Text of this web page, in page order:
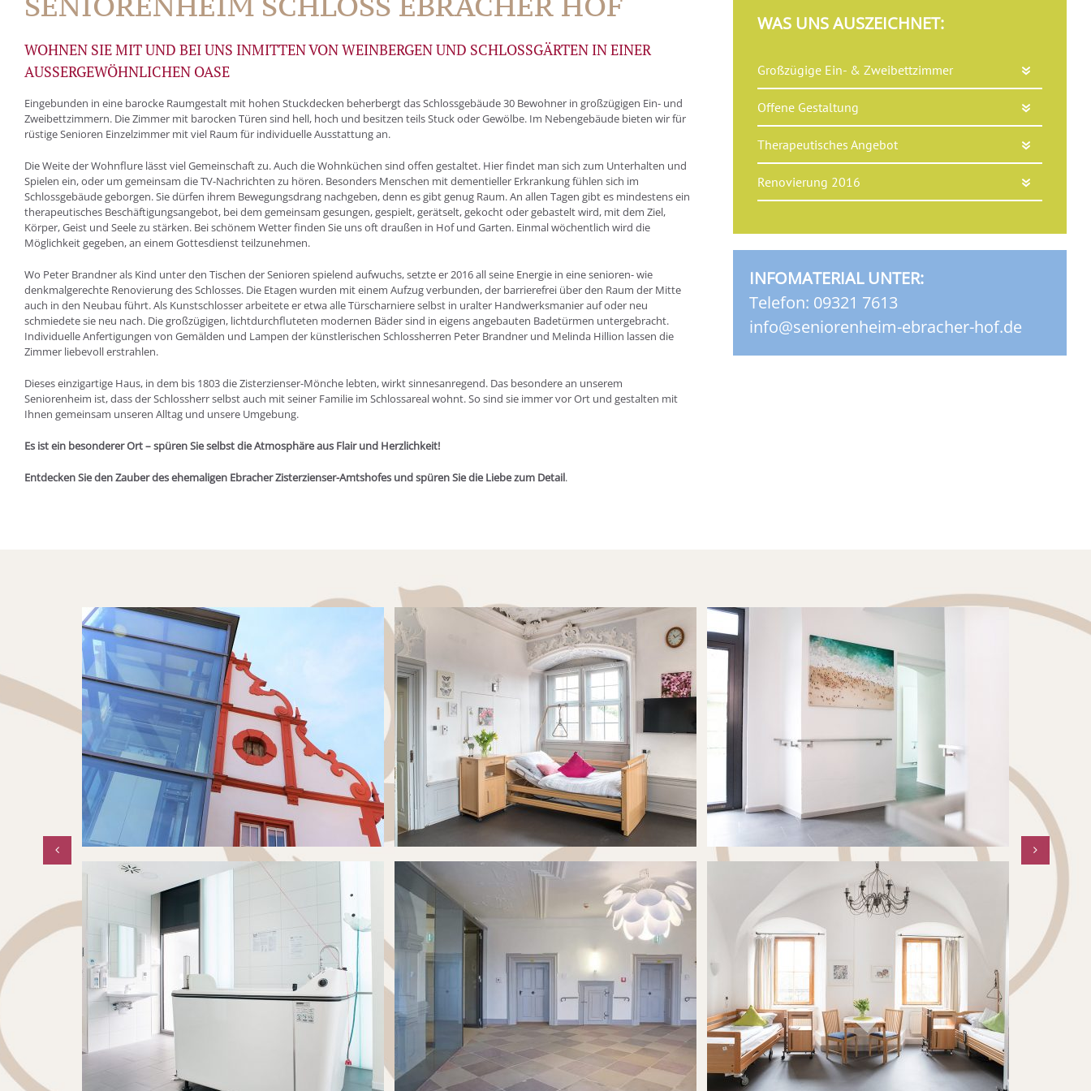
WOHNEN SIE MIT UND BEI UNS INMITTEN VON WEINBERGEN UND SCHLOSSGÄRTEN IN EINER
AUSSERGEWÖHNLICHEN OASE
Eingebunden in eine barocke Raumgestalt mit hohen Stuckdecken beherbergt das Schlossgebäude 30 Bewohner in großzügigen Ein- und
Zweibettzimmern. Die Zimmer mit barocken Türen sind hell, hoch und besitzen teils Stuck oder Gewölbe. Im Nebengebäude bieten wir für
rüstige Senioren Einzelzimmer mit viel Raum für individuelle Ausstattung an.
Die Weite der Wohnflure lässt viel Gemeinschaft zu. Auch die Wohnküchen sind offen gestaltet. Hier findet man sich zum Unterhalten und
Spielen ein, oder um gemeinsam die TV-Nachrichten zu hören. Besonders Menschen mit dementieller Erkrankung fühlen sich im
Schlossgebäude geborgen. Sie dürfen ihrem Bewegungsdrang nachgeben, denn es gibt genug Raum. An allen Tagen gibt es mindestens ein
therapeutisches Beschäftigungsangebot, bei dem gemeinsam gesungen, gespielt, gerätselt, gekocht oder gebastelt wird, mit dem Ziel,
Körper, Geist und Seele zu stärken. Bei schönem Wetter finden Sie uns oft draußen in Hof und Garten. Einmal wöchentlich wird die
Möglichkeit gegeben, an einem Gottesdienst teilzunehmen.
Wo Peter Brandner als Kind unter den Tischen der Senioren spielend aufwuchs, setzte er 2016 all seine Energie in eine senioren- wie
denkmalgerechte Renovierung des Schlosses. Die Etagen wurden mit einem Aufzug verbunden, der barrierefrei über den Raum der Mitte
auch in den Neubau führt. Als Kunstschlosser arbeitete er etwa alle Türscharniere selbst in uralter Handwerksmanier auf oder neu
schmiedete sie neu nach. Die großzügigen, lichtdurchfluteten modernen Bäder sind in eigens angebauten Badetürmen untergebracht.
Individuelle Anfertigungen von Gemälden und Lampen der künstlerischen Schlossherren Peter Brandner und Melinda Hillion lassen die
Zimmer liebevoll erstrahlen.
Dieses einzigartige Haus, in dem bis 1803 die Zisterzienser-Mönche lebten, wirkt sinnesanregend. Das besondere an unserem
Seniorenheim ist, dass der Schlossherr selbst auch mit seiner Familie im Schlossareal wohnt. So sind sie immer vor Ort und gestalten mit
Ihnen gemeinsam unseren Alltag und unsere Umgebung.
Es ist ein besonderer Ort – spüren Sie selbst die Atmosphäre aus Flair und Herzlichkeit!
Entdecken Sie den Zauber des ehemaligen Ebracher Zisterzienser-Amtshofes und spüren Sie die Liebe zum Detail.
WAS UNS AUSZEICHNET:
Großzügige Ein- & Zweibettzimmer
Offene Gestaltung
Therapeutisches Angebot
Renovierung 2016
INFOMATERIAL UNTER:
Telefon: 09321 7613
info@seniorenheim-ebracher-hof.de